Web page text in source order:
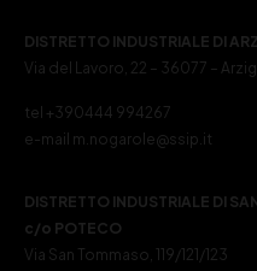
DISTRETTO INDUSTRIALE DI
Via del Lavoro, 22 – 36077 –
tel +390444 994267
e-mail m.nogarole@ssip.it
DISTRETTO INDUSTRIALE DI
c/o POTECO
Via San Tommaso, 119/121/123